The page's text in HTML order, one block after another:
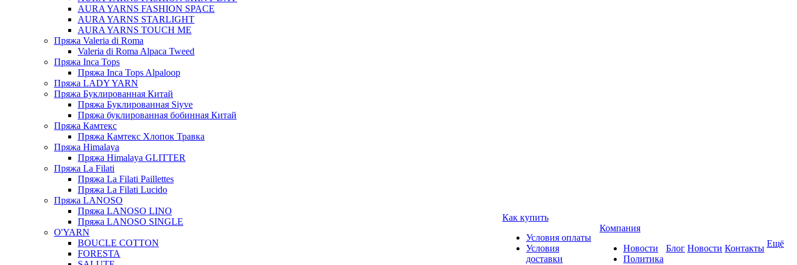
AURA YARNS FASHION SPACE
AURA YARNS STARLIGHT
AURA YARNS TOUCH ME
Пряжа Valeria di Roma
Valeria di Roma Alpaca Tweed
Пряжа Inca Tops
Пряжа Inca Tops Alpaloop
Пряжа LADY YARN
Пряжа Буклированная Китай
Пряжа Буклированная Siyve
Пряжа буклированная бобинная Китай
Пряжа Камтекс
Пряжа Камтекс Хлопок Травка
Пряжа Himalaya
Пряжа Himalaya GLITTER
Пряжа La Filati
Пряжа La Filati Paillettes
Пряжа La Filati Lucido
Пряжа LANOSO
Пряжа LANOSO LINO
Пряжа LANOSO SINGLE
O'YARN
BOUCLE COTTON
FORESTA
Как купить
Условия оплаты
Условия
доставки
Компания
Новости
Политика
Блог Новости Контакты Ещё